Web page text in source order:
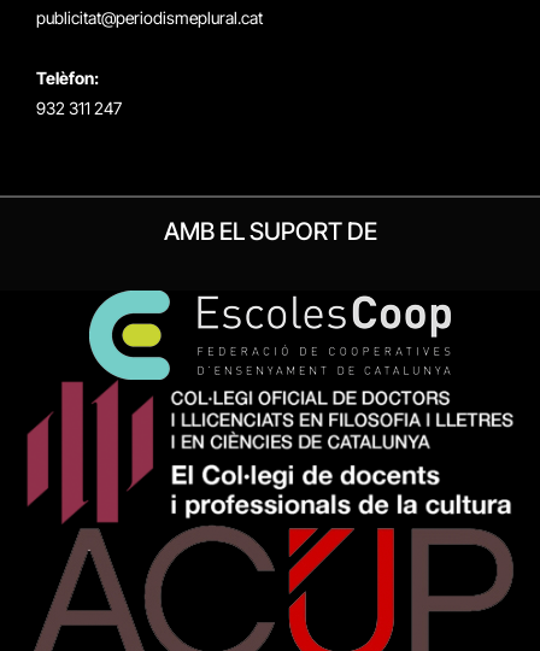
publicitat@periodismeplural.cat
Telèfon:
932 311 247
AMB EL SUPORT DE